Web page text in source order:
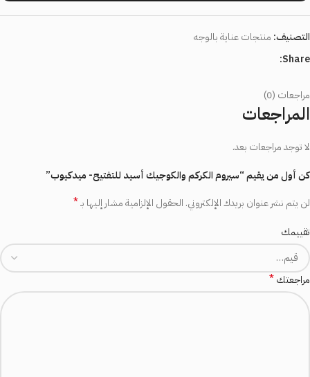
التصنيف: منتجات عناية بالوجه
Share:
مراجعات (0)
المراجعات
لا توجد مراجعات بعد.
كن أول من يقيم “سيروم الكركم والكوجيك أسيد للتفتيح- ميدكيوب”
لن يتم نشر عنوان بريدك الإلكتروني. الحقول الإلزامية مشار إليها بـ*
تقييمك
مراجعتك*